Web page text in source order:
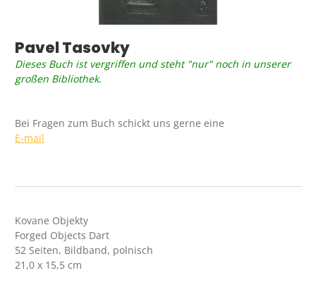
Pavel Tasovky
Dieses Buch ist vergriffen und steht "nur" noch in unserer
großen Bibliothek.
Bei Fragen zum Buch schickt uns gerne eine
E-mail
Kovane Objekty
Forged Objects Dart
52 Seiten, Bildband, polnisch
21,0 x 15,5 cm